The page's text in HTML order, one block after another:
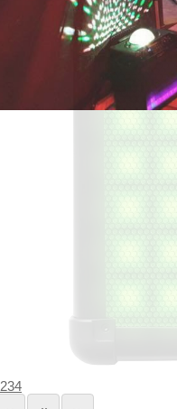
234